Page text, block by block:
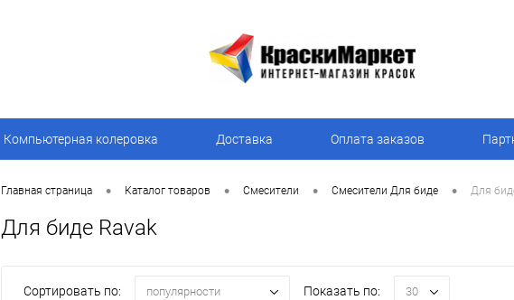
Компьютерная колеровка Доставка Оплата заказов
Главная страница • Каталог товаров • Смесители • Смесители Для биде • Для
Для биде Ravak
Сортировать по: популярности Показать по: 30